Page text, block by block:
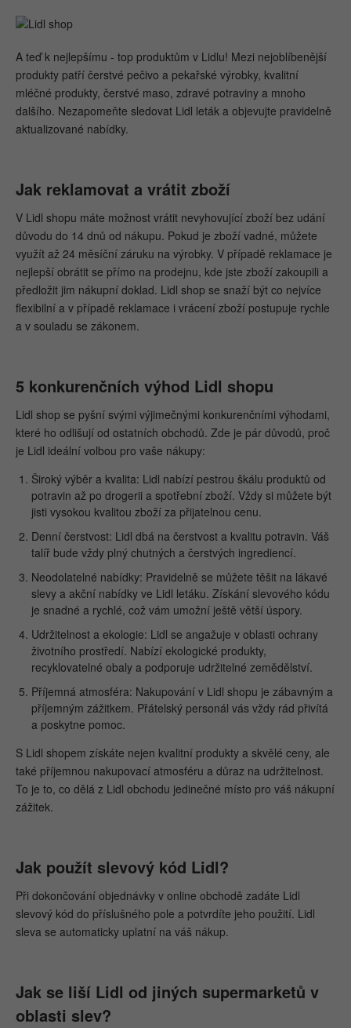
A teď k nejlepšímu - top produktům v Lidlu! Mezi nejoblíbenější
produkty patří čerstvé pečivo a pekařské výrobky, kvalitní
mléčné produkty, čerstvé maso, zdravé potraviny a mnoho
dalšího. Nezapomeňte sledovat Lidl leták a objevujte pravidelně
aktualizované nabídky.
Jak reklamovat a vrátit zboží
V Lidl shopu máte možnost vrátit nevyhovující zboží bez udání
důvodu do 14 dnů od nákupu. Pokud je zboží vadné, můžete
využít až 24 měsíční záruku na výrobky. V případě reklamace je
nejlepší obrátit se přímo na prodejnu, kde jste zboží zakoupili a
předložit jim nákupní doklad. Lidl shop se snaží být co nejvíce
flexibilní a v případě reklamace i vrácení zboží postupuje rychle
a v souladu se zákonem.
5 konkurenčních výhod Lidl shopu
Lidl shop se pyšní svými výjimečnými konkurenčními výhodami,
které ho odlišují od ostatních obchodů. Zde je pár důvodů, proč
je Lidl ideální volbou pro vaše nákupy:
Široký výběr a kvalita: Lidl nabízí pestrou škálu produktů od
potravin až po drogerii a spotřební zboží. Vždy si můžete být
jisti vysokou kvalitou zboží za přijatelnou cenu.
Denní čerstvost: Lidl dbá na čerstvost a kvalitu potravin. Váš
talíř bude vždy plný chutných a čerstvých ingrediencí.
Neodolatelné nabídky: Pravidelně se můžete těšit na lákavé
slevy a akční nabídky ve Lidl letáku. Získání slevového kódu
je snadné a rychlé, což vám umožní ještě větší úspory.
Udržitelnost a ekologie: Lidl se angažuje v oblasti ochrany
životního prostředí. Nabízí ekologické produkty,
recyklovatelné obaly a podporuje udržitelné zemědělství.
Příjemná atmosféra: Nakupování v Lidl shopu je zábavným a
příjemným zážitkem. Přátelský personál vás vždy rád přivítá
a poskytne pomoc.
S Lidl shopem získáte nejen kvalitní produkty a skvělé ceny, ale
také příjemnou nakupovací atmosféru a důraz na udržitelnost.
To je to, co dělá z Lidl obchodu jedinečné místo pro váš nákupní
zážitek.
Jak použít slevový kód Lidl?
Při dokončování objednávky v online obchodě zadáte Lidl
slevový kód do příslušného pole a potvrdíte jeho použití. Lidl
sleva se automaticky uplatní na váš nákup.
Jak se liší Lidl od jiných supermarketů v
oblasti slev?